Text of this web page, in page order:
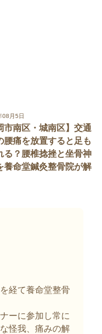
08月5日
市南区・城南区】交通
腰痛を放置すると足も
る？腰椎捻挫と坐骨神
養命堂鍼灸整骨院が解
経て養命堂整骨
ーに参加し常に
怪我、痛みの解